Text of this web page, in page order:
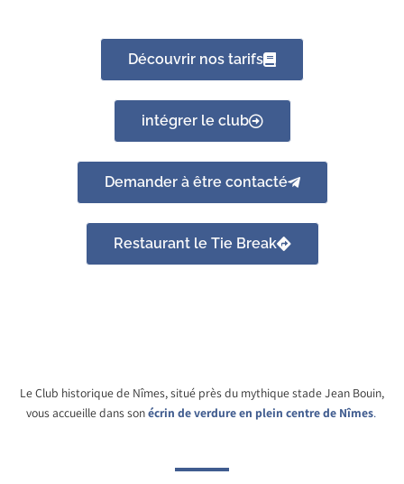
Découvrir nos tarifs
intégrer le club
Demander à être contacté
Restaurant le Tie Break
Le Club historique de Nîmes, situé près du mythique stade Jean Bouin,
vous accueille dans sonécrin de verdureen plein centre de Nîmes.